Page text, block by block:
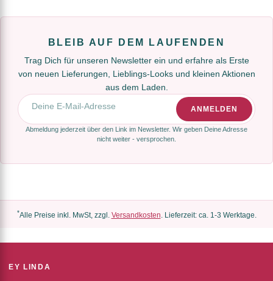
BLEIB AUF DEM LAUFENDEN
Trag Dich für unseren Newsletter ein und erfahre als Erste
von neuen Lieferungen, Lieblings-Looks und kleinen Aktionen
aus dem Laden.
E-Mail-Adresse
ANMELDEN
Abmeldung jederzeit über den Link im Newsletter. Wir geben Deine Adresse
nicht weiter - versprochen.
*Alle Preise inkl. MwSt, zzgl. Versandkosten. Lieferzeit: ca. 1-3 Werktage.
EY LINDA